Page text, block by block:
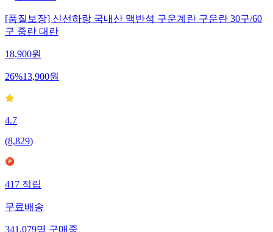
[품질보장] 신선하랑 국내산 맥반석 구운계란 구운란 30구/60
구 중란 대란
18,900원
26%13,900원
4.7
(8,829)
417 적립
무료배송
341,079명 구매중